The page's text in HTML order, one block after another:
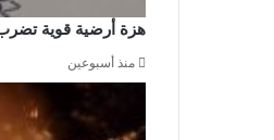
هزة أرضية قوية
منذ أسبوعين